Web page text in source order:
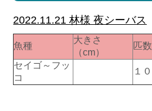
ボート免許
長年の実績と信頼！
店舗情報
Shop Info.
2022.11.21 林様 夜シーバス
魚種
大きさ
（cm）
匹数
セイゴ～フッ
コ
１０